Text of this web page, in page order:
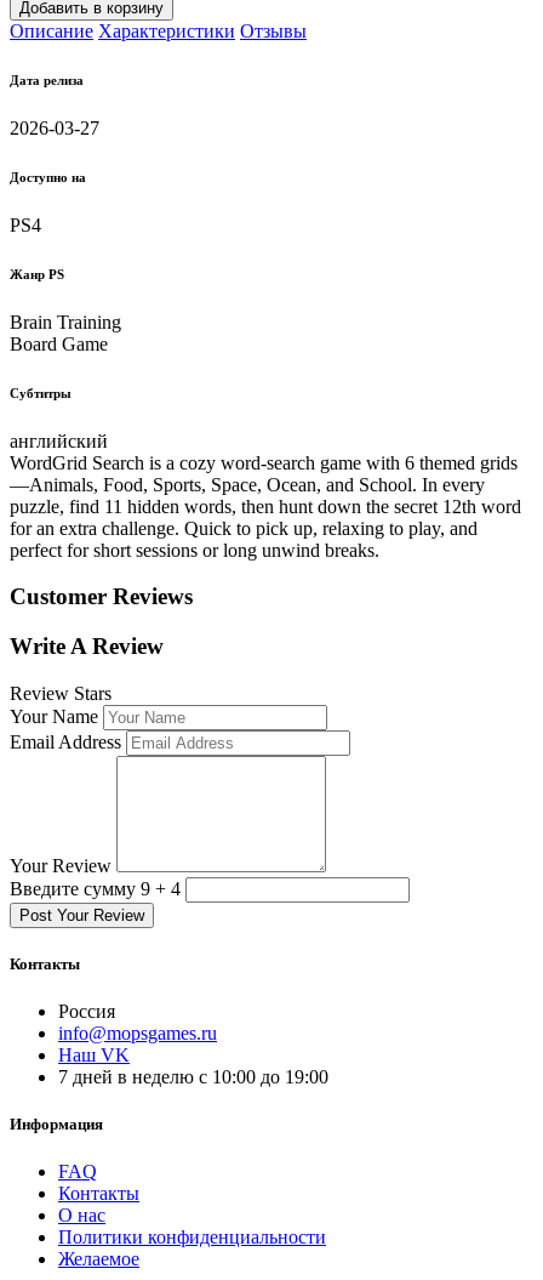
Добавить в корзину
Описание Характеристики Отзывы
Дата релиза
2026-03-27
Доступно на
PS4
Жанр PS
Brain Training
Board Game
Субтитры
английский
WordGrid Search is a cozy word-search game with 6 themed grids
—Animals, Food, Sports, Space, Ocean, and School. In every
puzzle, find 11 hidden words, then hunt down the secret 12th word
for an extra challenge. Quick to pick up, relaxing to play, and
perfect for short sessions or long unwind breaks.
Customer Reviews
Write A Review
Review Stars
Your Name
Email Address
Your Review
Введите сумму 9 + 4
Post Your Review
Контакты
Россия
info@mopsgames.ru
Наш VK
7 дней в неделю с 10:00 до 19:00
Информация
FAQ
Контакты
О нас
Политики конфиденциальности
Желаемое